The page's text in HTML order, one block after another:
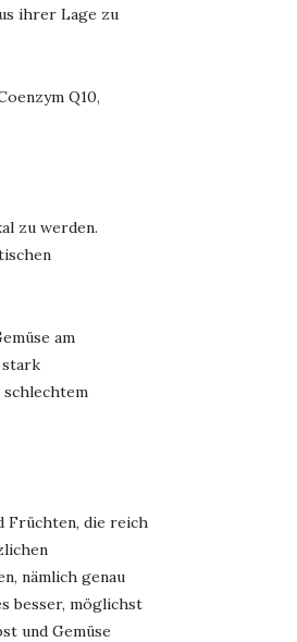
ihrer Lage zu
Q10,
zu werden.
am
stark
schlechtem
Früchten, die reich
nämlich genau
besser, möglichst
und Gemüse